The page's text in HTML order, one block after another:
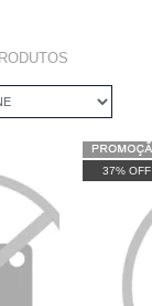
37% OFF